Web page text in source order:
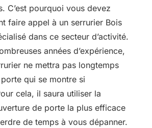
C’est pourquoi vous devez
faire appel à un serrurier Bois
dans ce secteur d’activité.
années d’expérience,
ne mettra pas longtemps
qui se montre si
cela, il saura utiliser la
de porte la plus efficace
de temps à vous dépanner.